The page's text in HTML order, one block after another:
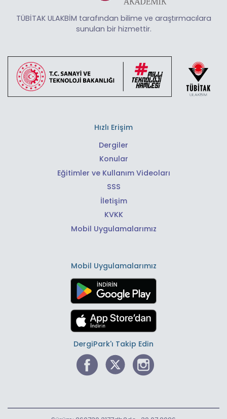
TÜBİTAK ULAKBİM tarafından bilime ve araştırmacılara
sunulan bir hizmettir.
Hızlı Erişim
Dergiler
Konular
Eğitimler ve Kullanım Videoları
SSS
İletişim
KVKK
Mobil Uygulamalarımız
Mobil Uygulamalarımız
DergiPark'ı Takip Edin